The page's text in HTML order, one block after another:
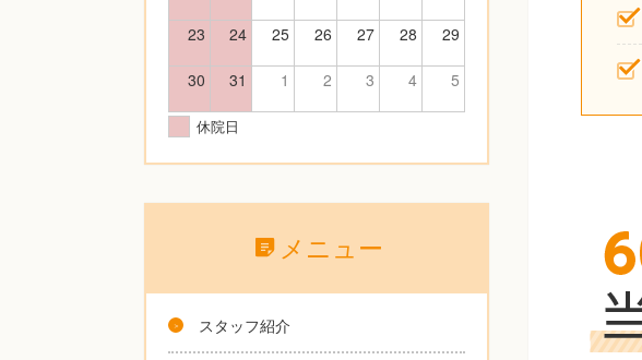
23 24 25 26 27 28 29
30 31 1 2 3 4 5
休院日
メニュー
スタッフ紹介